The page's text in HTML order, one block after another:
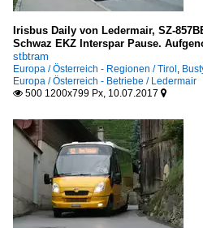
Irisbus Daily von Ledermair, SZ-
Schwaz EKZ Interspar Pause.
stbtram
Europa / Österreich - Regionen / Tirol
Europa / Österreich - Betriebe / Ledermair
 500 1200x799 Px, 10.07.2017 